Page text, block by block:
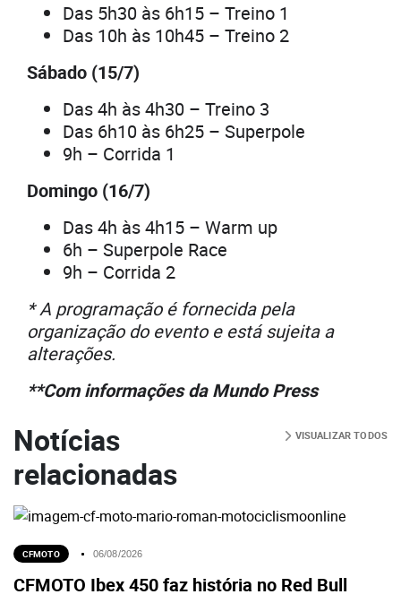
Das 5h30 às 6h15 – Treino 1
Das 10h às 10h45 – Treino 2
Sábado (15/7)
Das 4h às 4h30 – Treino 3
Das 6h10 às 6h25 – Superpole
9h – Corrida 1
Domingo (16/7)
Das 4h às 4h15 – Warm up
6h – Superpole Race
9h – Corrida 2
* A programação é fornecida pela
organização do evento e está sujeita a
alterações.
**Com informações da Mundo Press
Notícias
relacionadas
VISUALIZAR TODOS
CFMOTO 06/08/2026
CFMOTO Ibex 450 faz história no Red Bull